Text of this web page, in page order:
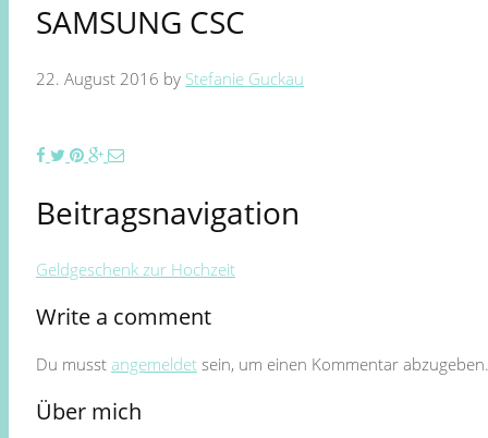
SAMSUNG CSC
22. August 2016 by Stefanie Guckau
Beitragsnavigation
Geldgeschenk zur Hochzeit
Write a comment
Du musst angemeldet sein, um einen Kommentar abzugeben.
Über mich